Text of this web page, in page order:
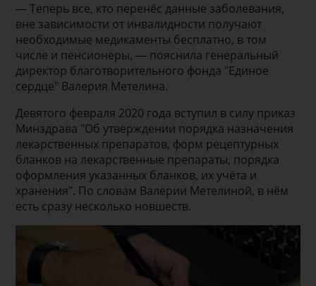
— Теперь все, кто перенёс данные заболевания,
вне зависимости от инвалидности получают
необходимые медикаменты бесплатно, в том
числе и пенсионеры, — пояснила генеральный
директор благотворительного фонда "Единое
сердце" Валерия Метелина.
Девятого февраля 2020 года вступил в силу приказ
Минздрава "Об утверждении порядка назначения
лекарственных препаратов, форм рецептурных
бланков на лекарственные препараты, порядка
оформления указанных бланков, их учёта и
хранения". По словам Валерии Метелиной, в нём
есть сразу несколько новшеств.